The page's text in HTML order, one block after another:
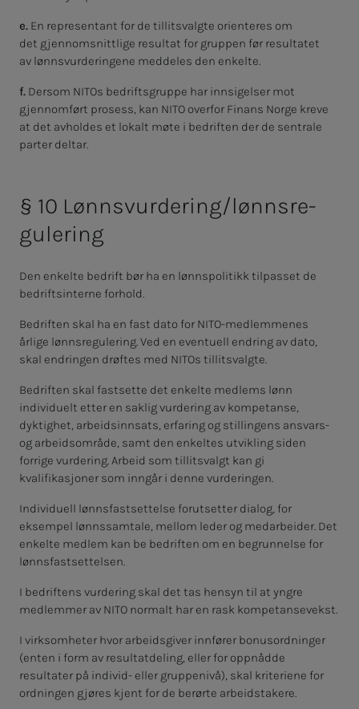
e. En representant for de tillitsvalgte orienteres om
det gjennomsnittlige resultat for gruppen før resultatet
av lønnsvurderingene meddeles den enkelte.
f. Dersom NITOs bedriftsgruppe har innsigelser mot
gjennomført prosess, kan NITO overfor Finans Norge kreve
at det avholdes et lokalt møte i bedriften der de sentrale
parter deltar.
§ 10 Lønns­vur­de­ring/lønns­re­
gu­le­ring
Den enkelte bedrift bør ha en lønnspolitikk tilpasset de
bedriftsinterne forhold.
Bedriften skal ha en fast dato for NITO-medlemmenes
årlige lønnsregulering. Ved en eventuell endring av dato,
skal endringen drøftes med NITOs tillitsvalgte.
Bedriften skal fastsette det enkelte medlems lønn
individuelt etter en saklig vurdering av kompetanse,
dyktighet, arbeidsinnsats, erfaring og stillingens ansvars-
og arbeidsområde, samt den enkeltes utvikling siden
forrige vurdering. Arbeid som tillitsvalgt kan gi
kvalifikasjoner som inngår i denne vurderingen.
Individuell lønnsfastsettelse forutsetter dialog, for
eksempel lønnssamtale, mellom leder og medarbeider. Det
enkelte medlem kan be bedriften om en begrunnelse for
lønnsfastsettelsen.
I bedriftens vurdering skal det tas hensyn til at yngre
medlemmer av NITO normalt har en rask kompetansevekst.
I virksomheter hvor arbeidsgiver innfører bonusordninger
(enten i form av resultatdeling, eller for oppnådde
resultater på individ- eller gruppenivå), skal kriteriene for
ordningen gjøres kjent for de berørte arbeidstakere.